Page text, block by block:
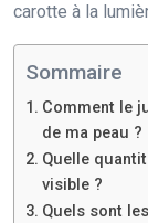
carotte à la
Sommaire
Comment le
de ma peau ?
Quelle
visible ?
Quels sont